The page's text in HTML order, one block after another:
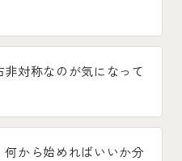
対称なのが気になって
から始めればいいか分